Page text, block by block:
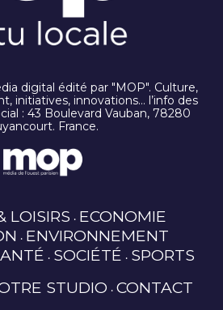
digital édité par "MOP". Culture,
initiatives, innovations… l’info des
: 43 Boulevard Vauban, 78280
France.
LOISIRS ECONOMIE
ENVIRONNEMENT
SOCIÉTÉ SPORTS
STUDIO CONTACT